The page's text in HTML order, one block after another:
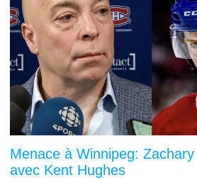
Menace à Winnipeg:
avec Kent Hughes